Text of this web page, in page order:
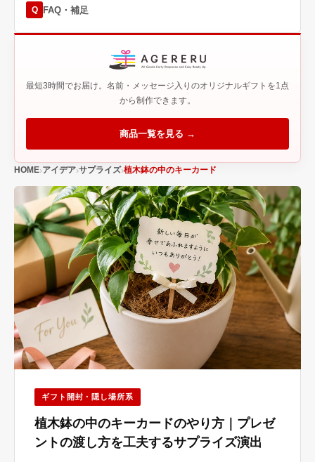
HOME アイデア サプライズ 植木鉢の中のキーカード
ギフト開封・隠し場所系
植木鉢の中のキーカードのやり方｜プレゼ
ントの渡し方を工夫するサプライズ演出
Q FAQ・補足
最短3時間でお届け。名前・メッセージ入りのオリジナルギフトを1点
から制作できます。
商品一覧を見る →